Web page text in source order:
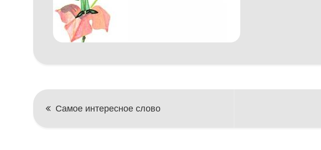
Навигация
Самое интересное слово